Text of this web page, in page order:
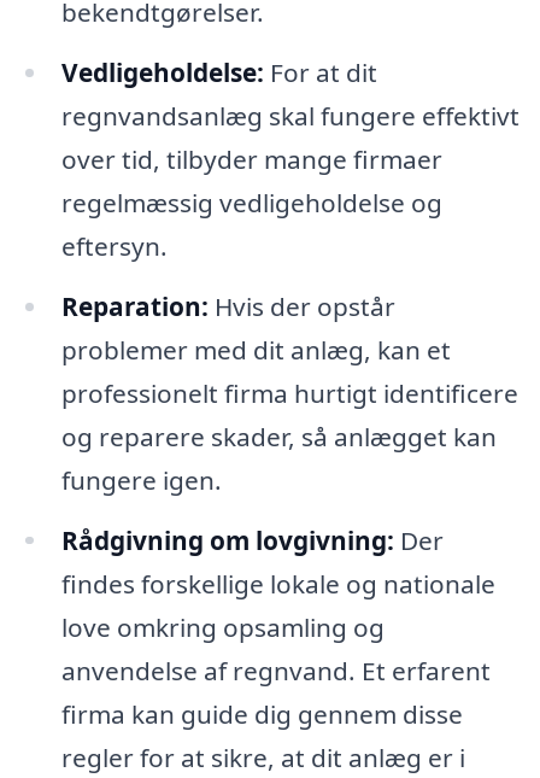
bekendtgørelser.
Vedligeholdelse: For at dit
regnvandsanlæg skal fungere effektivt
over tid, tilbyder mange firmaer
regelmæssig vedligeholdelse og
eftersyn.
Reparation: Hvis der opstår
problemer med dit anlæg, kan et
professionelt firma hurtigt identificere
og reparere skader, så anlægget kan
fungere igen.
Rådgivning om lovgivning: Der
findes forskellige lokale og nationale
love omkring opsamling og
anvendelse af regnvand. Et erfarent
firma kan guide dig gennem disse
regler for at sikre, at dit anlæg er i